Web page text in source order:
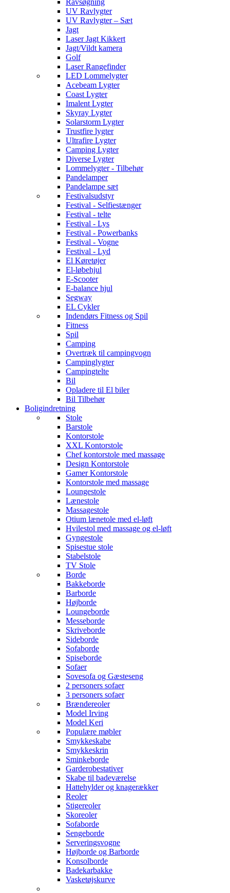
Ravsøgning
UV Ravlygter
UV Ravlygter – Sæt
Jagt
Laser Jagt Kikkert
Jagt/Vildt kamera
Golf
Laser Rangefinder
LED Lommelygter
Acebeam Lygter
Coast Lygter
Imalent Lygter
Skyray Lygter
Solarstorm Lygter
Trustfire lygter
Ultrafire Lygter
Camping Lygter
Diverse Lygter
Lommelygter - Tilbehør
Pandelamper
Pandelampe sæt
Festivalsudstyr
Festival - Selfiestænger
Festival - telte
Festival - Lys
Festival - Powerbanks
Festival - Vogne
Festival - Lyd
El Køretøjer
El-løbehjul
E-Scooter
E-balance hjul
Segway
EL Cykler
Indendørs Fitness og Spil
Fitness
Spil
Camping
Overtræk til campingvogn
Campinglygter
Campingtelte
Bil
Opladere til El biler
Bil Tilbehør
Boligindretning
Stole
Barstole
Kontorstole
XXL Kontorstole
Chef kontorstole med massage
Design Kontorstole
Gamer Kontorstole
Kontorstole med massage
Loungestole
Lænestole
Massagestole
Otium lænetole med el-løft
Hvilestol med massage og el-løft
Gyngestole
Spisestue stole
Stabelstole
TV Stole
Borde
Bakkeborde
Barborde
Højborde
Loungeborde
Messeborde
Skriveborde
Sideborde
Sofaborde
Spiseborde
Sofaer
Sovesofa og Gæsteseng
2 personers sofaer
3 personers sofaer
Brændereoler
Model Irving
Model Keri
Populære møbler
Smykkeskabe
Smykkeskrin
Sminkeborde
Garderobestativer
Skabe til badeværelse
Hattehylder og knagerækker
Reoler
Stigereoler
Skoreoler
Sofaborde
Sengeborde
Serveringsvogne
Højborde og Barborde
Konsolborde
Badekarbakke
Vasketøjskurve